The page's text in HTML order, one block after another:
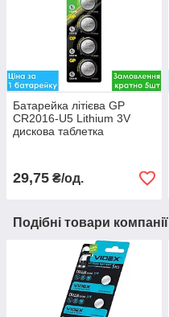
Батарейка літієва GP
CR2016-U5 Lithium 3V
дискова таблетка
29,75 ₴/од.
Подібні товари компанії